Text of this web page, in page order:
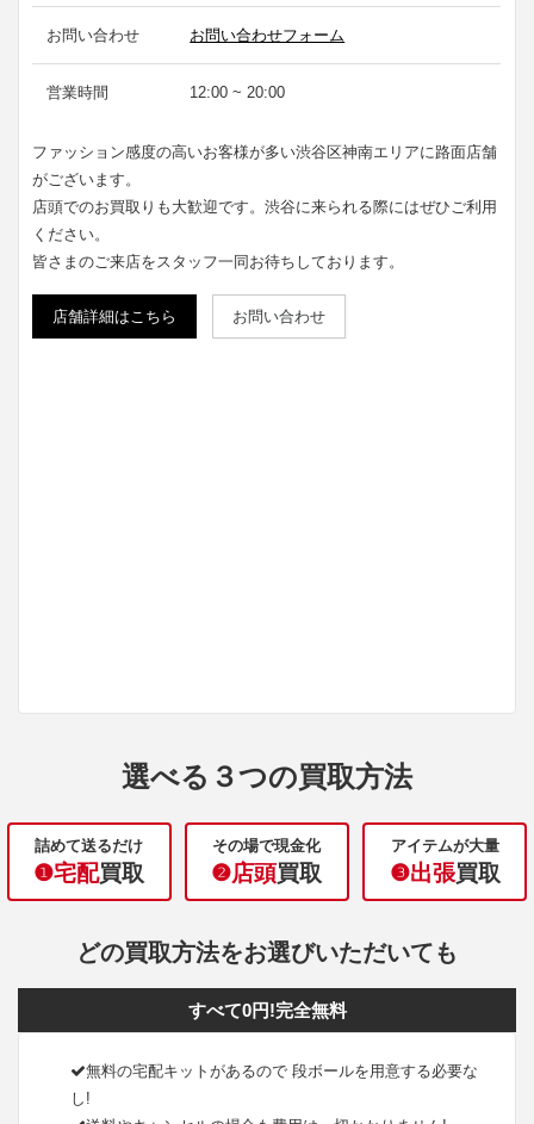
お問い合わせ お問い合わせフォーム
営業時間 12:00 ~ 20:00
ファッション感度の高いお客様が多い渋谷区神南エリアに路面店舗
がございます。
店頭でのお買取りも大歓迎です。渋谷に来られる際にはぜひご利用
ください。
皆さまのご来店をスタッフ一同お待ちしております。
店舗詳細はこちら お問い合わせ
選べる３つの買取方法
詰めて送るだけ
❶宅配買取
その場で現金化
❷店頭買取
アイテムが大量
❸出張買取
どの買取方法をお選びいただいても
すべて0円!完全無料
無料の宅配キットがあるので 段ボールを用意する必要な
し!